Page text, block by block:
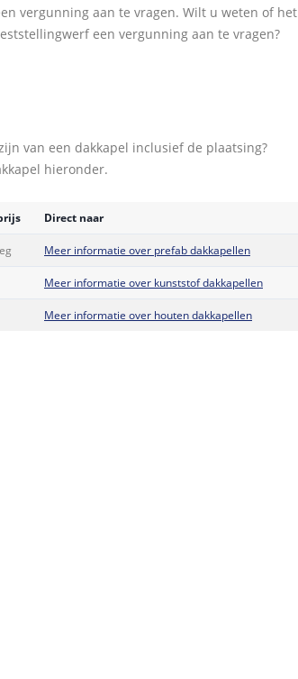
vergunning aan te vragen. Wilt u weten of het
een vergunning aan te vragen?
van een dakkapel inclusief de plaatsing?
hieronder.
Direct naar
Meer informatie over prefab dakkapellen
Meer informatie over kunststof dakkapellen
Meer informatie over houten dakkapellen